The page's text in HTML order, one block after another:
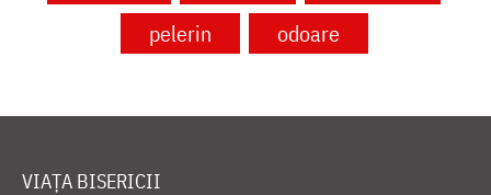
pelerin
odoare
VIAȚA BISERICII